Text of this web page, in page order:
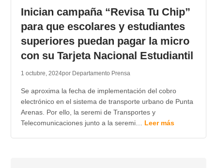
Inician campaña “Revisa Tu Chip”
para que escolares y estudiantes
superiores puedan pagar la micro
con su Tarjeta Nacional Estudiantil
1 octubre, 2024por Departamento Prensa
Se aproxima la fecha de implementación del cobro
electrónico en el sistema de transporte urbano de Punta
Arenas. Por ello, la seremi de Transportes y
Telecomunicaciones junto a la seremi… Leer más